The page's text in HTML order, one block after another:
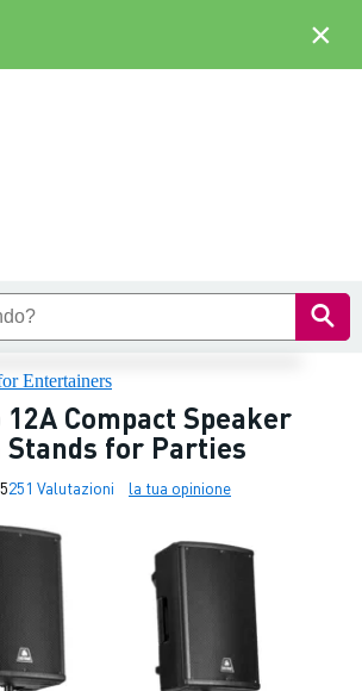
Entertainers
Compact Speaker
for Parties
251 Valutazioni la tua opinione
×